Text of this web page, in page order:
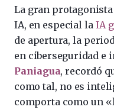
La gran
IA, en especial la IA
de apertura, la
en ciberseguridad
Paniagua, recordó
como tal, no es
comporta como un